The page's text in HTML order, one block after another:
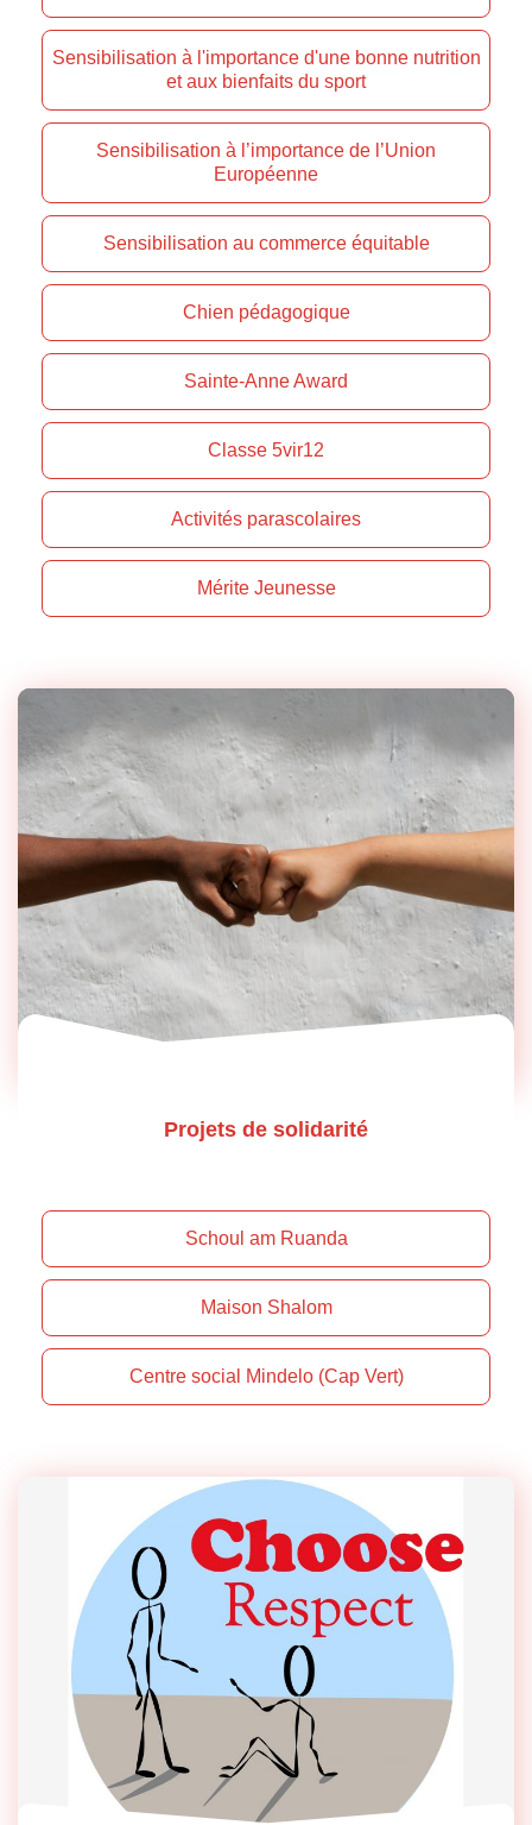
Sensibilisation à l'importance d'une bonne nutrition
et aux bienfaits du sport
Sensibilisation à l’importance de l’Union
Européenne
Sensibilisation au commerce équitable
Chien pédagogique
Sainte-Anne Award
Classe 5vir12
Activités parascolaires
Mérite Jeunesse
Projets de solidarité
Schoul am Ruanda
Maison Shalom
Centre social Mindelo (Cap Vert)